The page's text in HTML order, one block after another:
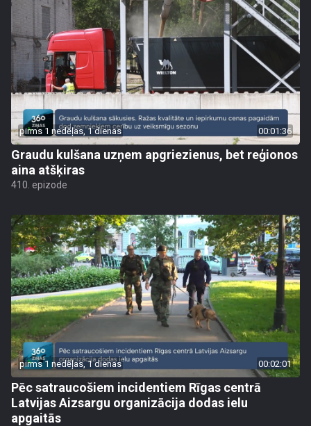
pirms 1 nedēļas, 1 dienas 00:01:36
Graudu kulšana uzņem apgriezienus, bet reģionos
aina atšķiras
410. epizode
pirms 1 nedēļas, 1 dienas 00:02:01
Pēc satraucošiem incidentiem Rīgas centrā
Latvijas Aizsargu organizācija dodas ielu
apgaitās